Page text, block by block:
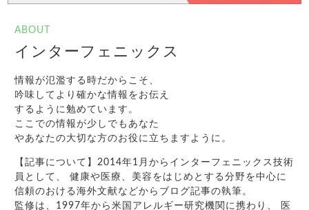
ABOUT
インターフェニックス
情報が氾濫する時だからこそ、
吟味してより確かな情報をお伝え
するように勉めています。
ここでの情報が少しでもあなた
やあなたの大切な方のお役に立ちますように。
【記事について】2014年1月からインターフェニックス技術
員として、 健康や医療、美容をはじめとする分野を中心に
信頼のおける海外文献などからブログ記事の執筆。
監修は、1997年から米国アレルギー研究機関に携わり、 医